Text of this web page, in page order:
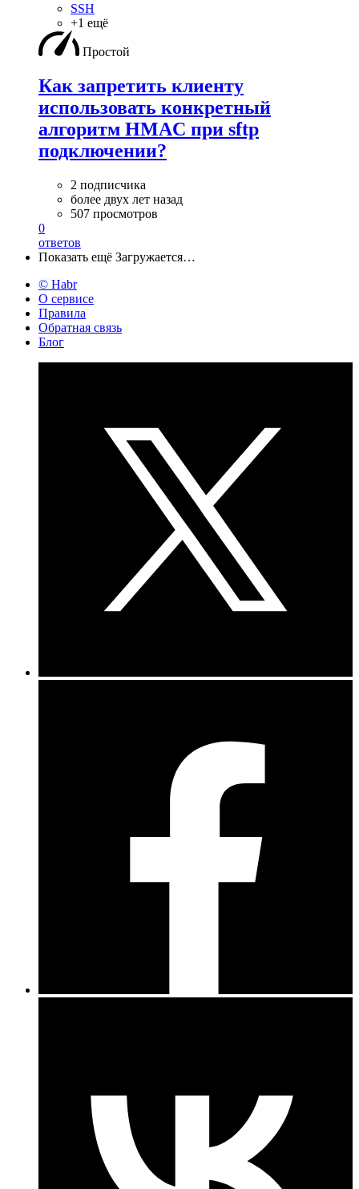
SSH
+1 ещё
Простой
Как запретить клиенту
использовать конкретный
алгоритм HMAC при sftp
подключении?
2 подписчика
более двух лет назад
507 просмотров
0
ответов
Показать ещё Загружается…
© Habr
О сервисе
Правила
Обратная связь
Блог